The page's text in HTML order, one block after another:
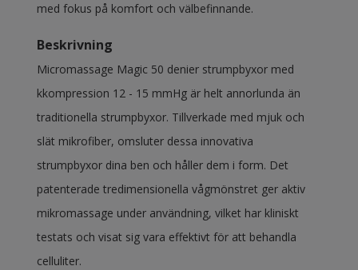
med fokus på komfort och välbefinnande.
Beskrivning
Micromassage Magic 50 denier strumpbyxor med
kkompression 12 - 15 mmHg är helt annorlunda än
traditionella strumpbyxor. Tillverkade med mjuk och
slät mikrofiber, omsluter dessa innovativa
strumpbyxor dina ben och håller dem i form. Det
patenterade tredimensionella vågmönstret ger aktiv
mikromassage under användning, vilket har kliniskt
testats och visat sig vara effektivt för att behandla
celluliter.